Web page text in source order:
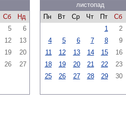
Сб
Нд
5
6
12
13
19
20
26
27
листопад
Пн
Вт Ср Чт Пт Сб
1
2
4
5 6 7 8 9
11
12 13 14 15 16
18
19 20 21 22 23
25
26 27 28 29 30